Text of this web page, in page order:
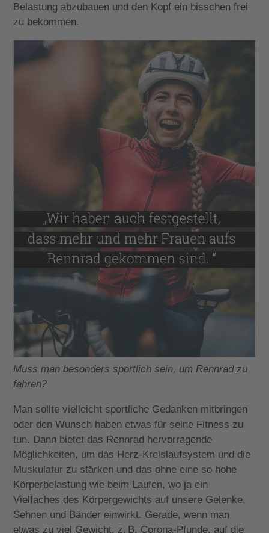
Belastung abzubauen und den Kopf ein bisschen frei
zu bekommen.
Muss man besonders sportlich sein, um Rennrad zu
fahren?
Man sollte vielleicht sportliche Gedanken mitbringen
oder den Wunsch haben etwas für seine Fitness zu
tun. Dann bietet das Rennrad hervorragende
Möglichkeiten, um das Herz-Kreislaufsystem und die
Muskulatur zu stärken und das ohne eine so hohe
Körperbelastung wie beim Laufen, wo ja ein
Vielfaches des Körpergewichts auf unsere Gelenke,
Sehnen und Bänder einwirkt. Gerade, wenn man
etwas zu viel Gewicht, z. B. Corona-Pfunde, auf die